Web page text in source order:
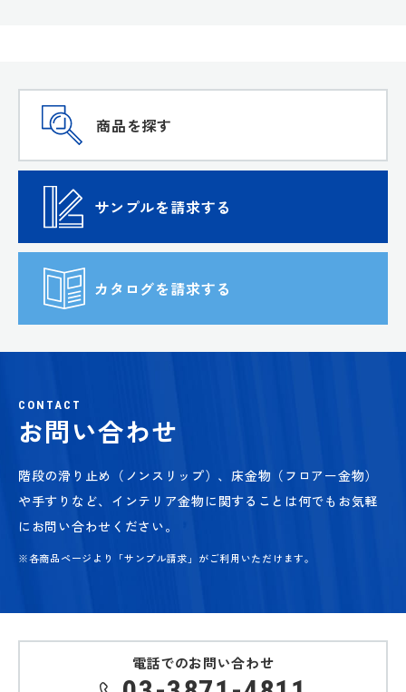
商品を探す
サンプルを請求する
カタログを請求する
CONTACT
お問い合わせ
階段の滑り止め（ノンスリップ）、床金物（フロアー金物）
や手すりなど、 インテリア金物に関することは何でもお気軽
にお問い合わせください。
※各商品ページより「サンプル請求」がご利用いただけます。
電話でのお問い合わせ